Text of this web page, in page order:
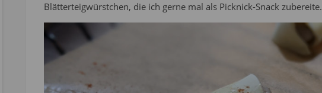
Blätterteigwürstchen, die ich gerne mal als Picknick-Snack zubereite.